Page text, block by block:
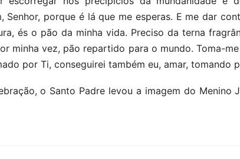
Senhor, porque é lá que me esperas. E me dar
és o pão da minha vida. Preciso da terna
minha vez, pão repartido para o mundo. Toma-
por Ti, conseguirei também eu, amar, tomando
o Santo Padre levou a imagem do Menino